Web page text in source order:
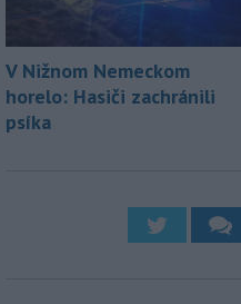
V Nižnom Nemeckom
horelo: Hasiči zachránili
psíka